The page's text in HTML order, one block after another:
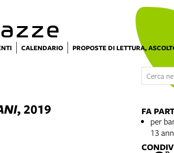
e
CALENDARIO PROPOSTE DI LETTURA,
, 2019
FA
per
13